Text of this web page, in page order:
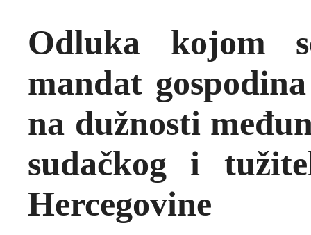
Odluka kojom
mandat
na dužnosti
sudačkog i
Hercegovine